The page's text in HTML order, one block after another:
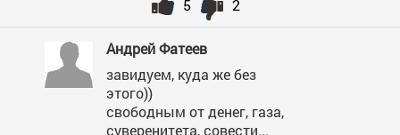
2
5
Андрей Фатеев
завидуем, куда же без
этого))
свободным от денег, газа,
суверенитета, совести...